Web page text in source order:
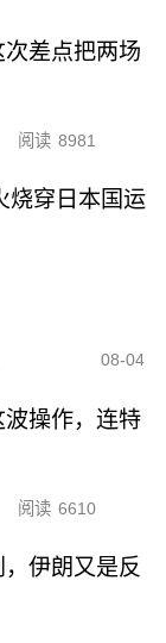
差点把两场
阅读 8981
烧穿日本国运
08-04
操作，连特
阅读 6610
伊朗又是反